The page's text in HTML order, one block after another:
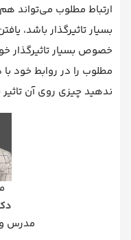
ارتباط مطلوب می‌تواند
بسیار تاثیرگذار باشد،
خصوص بسیار تاثیرگذار
مطلوب را در روابط خود
ندهید چیزی روی آن تاثیر
مدرس